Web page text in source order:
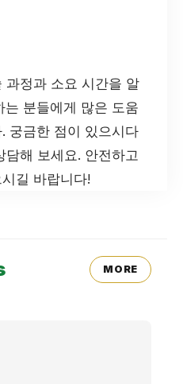
과정과 소요 시간을 알
는 분들에게 많은 도움
궁금한 점이 있으시다
담해 보세요. 안전하고
길 바랍니다!
MORE